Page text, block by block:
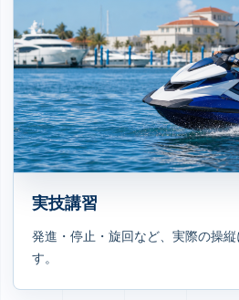
実技講習
発進・停止・旋回など、実際の操
す。